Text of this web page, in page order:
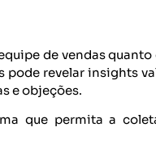
de vendas quanto
revelar insights
e objeções.
que permita a